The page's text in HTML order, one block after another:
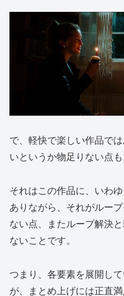
で、軽快で楽しい作品で
いというか物足りない点も
それはこの作品に、いわ
ありながら、それがルー
ない点、またループ解決
ないことです。
つまり、各要素を展開し
が、まとめ上げには正直満